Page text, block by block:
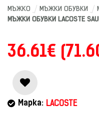
МЪЖКО МЪЖКИ ОБУВКИ
МЪЖКИ ОБУВКИ LACOSTE
36.61€
Марка: LACOSTE